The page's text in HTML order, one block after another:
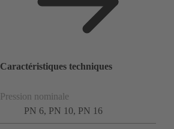
Caractéristiques techniques
Pression nominale
PN 6, PN 10, PN 16